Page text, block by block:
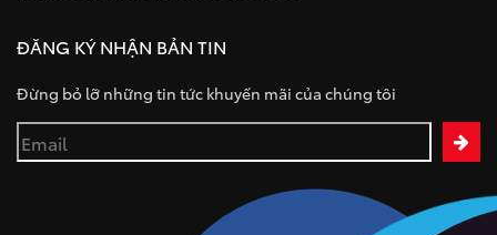
ĐĂNG KÝ NHẬN BẢN TIN
Đừng bỏ lỡ những tin tức khuyến mãi của chúng tôi